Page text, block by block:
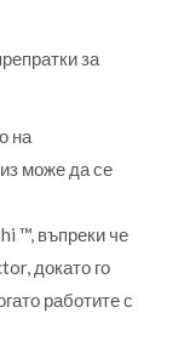
за
на
може да се
™, въпреки че
докато го
работите с